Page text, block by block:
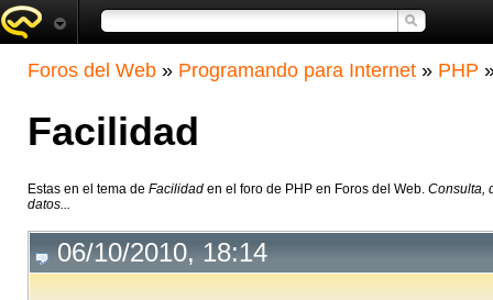
Foros del Web » Programando para Internet » PHP
Facilidad
Estas en el tema de Facilidad en el foro de PHP en Foros del Web. Consulta,
datos...
06/10/2010, 18:14